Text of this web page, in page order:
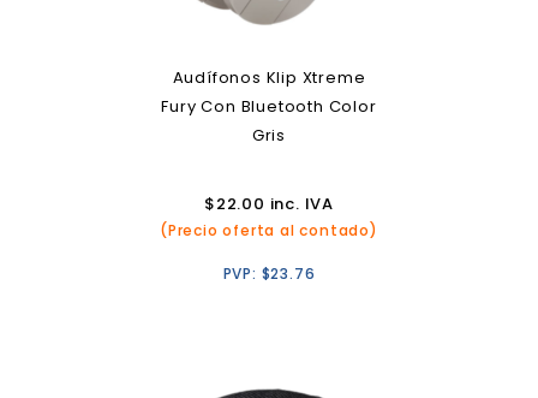
Audífonos Klip Xtreme
Fury Con Bluetooth Color
Gris
$22.00 inc. IVA
(Precio oferta al contado)
PVP: $23.76